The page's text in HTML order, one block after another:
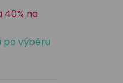
40% na
po výběru